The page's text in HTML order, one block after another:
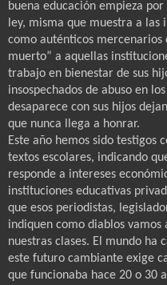
buena educación empieza
ley, misma que muestra a las
como auténticos mercenarios
muerto” a aquellas
trabajo en bienestar de sus
insospechados de abuso en
desaparece con sus hijos
que nunca llega a honrar.
Este año hemos sido testigos
textos escolares, indicando
responde a intereses
instituciones educativas
que esos periodistas,
indiquen como diablos
nuestras clases. El mundo ha
este futuro cambiante exige
que funcionaba hace 20 o 30